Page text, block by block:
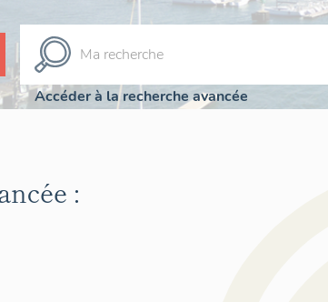
Accéder à la recherche avancée
: